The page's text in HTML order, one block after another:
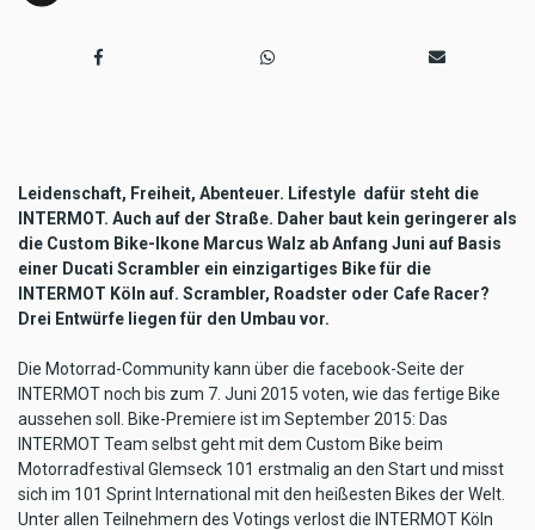
Leidenschaft, Freiheit, Abenteuer. Lifestyle  dafür steht die
INTERMOT. Auch auf der Straße. Daher baut kein geringerer als
die Custom Bike-Ikone Marcus Walz ab Anfang Juni auf Basis
einer Ducati Scrambler ein einzigartiges Bike für die
INTERMOT Köln auf. Scrambler, Roadster oder Cafe Racer?
Drei Entwürfe liegen für den Umbau vor.
Die Motorrad-Community kann über die facebook-Seite der
INTERMOT noch bis zum 7. Juni 2015 voten, wie das fertige Bike
aussehen soll. Bike-Premiere ist im September 2015: Das
INTERMOT Team selbst geht mit dem Custom Bike beim
Motorradfestival Glemseck 101 erstmalig an den Start und misst
sich im 101 Sprint International mit den heißesten Bikes der Welt.
Unter allen Teilnehmern des Votings verlost die INTERMOT Köln